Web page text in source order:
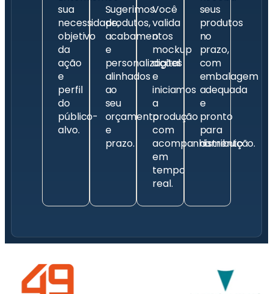
sua
necessidade,
objetivo
da
ação
e
perfil
do
público-
alvo.
Sugerimos
produtos,
acabamentos
e
personalizações
alinhados
ao
seu
orçamento
e
prazo.
Você
valida
o
mockup
digital
e
iniciamos
a
produção
com
acompanhamento
em
tempo
real.
seus
produtos
no
prazo,
com
embalagem
adequada
e
pronto
para
distribuição.